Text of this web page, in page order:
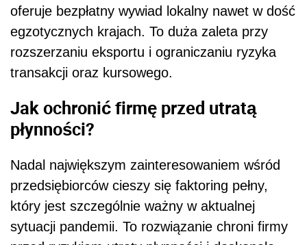
oferuje bezpłatny wywiad lokalny nawet w dość
egzotycznych krajach. To duża zaleta przy
rozszerzaniu eksportu i ograniczaniu ryzyka
transakcji oraz kursowego.
Jak ochronić firmę przed utratą
płynności?
Nadal największym zainteresowaniem wśród
przedsiębiorców cieszy się faktoring pełny,
który jest szczególnie ważny w aktualnej
sytuacji pandemii. To rozwiązanie chroni firmy